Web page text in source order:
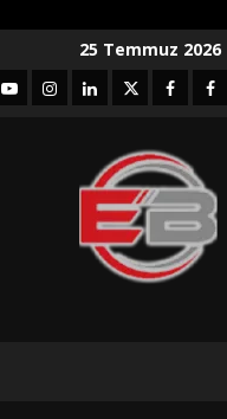
25 Temmuz 2026
YouTubeInstagram
LinkedIntwitter